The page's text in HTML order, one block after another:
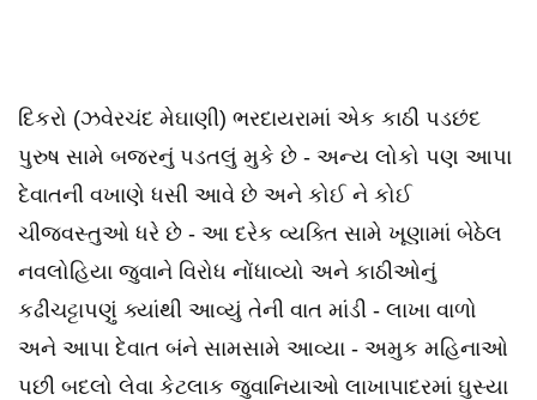
દિકરો (ઝવેરચંદ મેઘાણી) ભરદાયરામાં એક કાઠી પડછંદ
પુરુષ સામે બજરનું પડતલું મુકે છે - અન્ય લોકો પણ આપા
દેવાતની વખાણે ધસી આવે છે અને કોઈ ને કોઈ
ચીજવસ્તુઓ ધરે છે - આ દરેક વ્યક્તિ સામે ખૂણામાં બેઠેલ
નવલોહિયા જુવાને વિરોધ નોંધાવ્યો અને કાઠીઓનું
કઢીચટ્ટાપણું ક્યાંથી આવ્યું તેની વાત માંડી - લાખા વાળો
અને આપા દેવાત બંને સામસામે આવ્યા - અમુક મહિનાઓ
પછી બદલો લેવા કેટલાક જુવાનિયાઓ લાખાપાદરમાં ઘુસ્યા